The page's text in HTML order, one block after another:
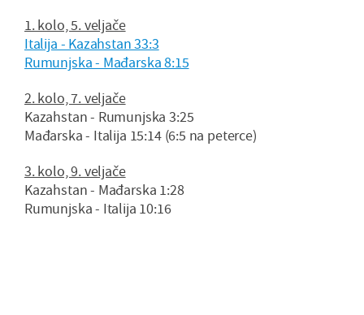
1. kolo, 5. veljače
Italija - Kazahstan 33:3
Rumunjska - Mađarska 8:15
2. kolo, 7. veljače
Kazahstan - Rumunjska 3:25
Mađarska - Italija 15:14 (6:5 na peterce)
3. kolo, 9. veljače
Kazahstan - Mađarska 1:28
Rumunjska - Italija 10:16